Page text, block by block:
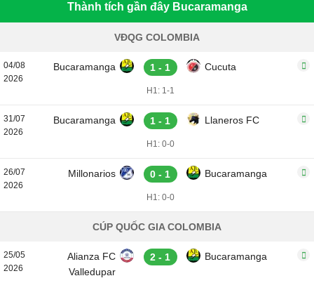
Thành tích gần đây Bucaramanga
VĐQG COLOMBIA
04/08
2026
Bucaramanga 1 - 1 Cucuta
H1: 1-1
31/07
2026
Bucaramanga 1 - 1 Llaneros FC
H1: 0-0
26/07
2026
Millonarios 0 - 1 Bucaramanga
H1: 0-0
CÚP QUỐC GIA COLOMBIA
25/05
2026
Alianza FC
Valledupar
2 - 1 Bucaramanga